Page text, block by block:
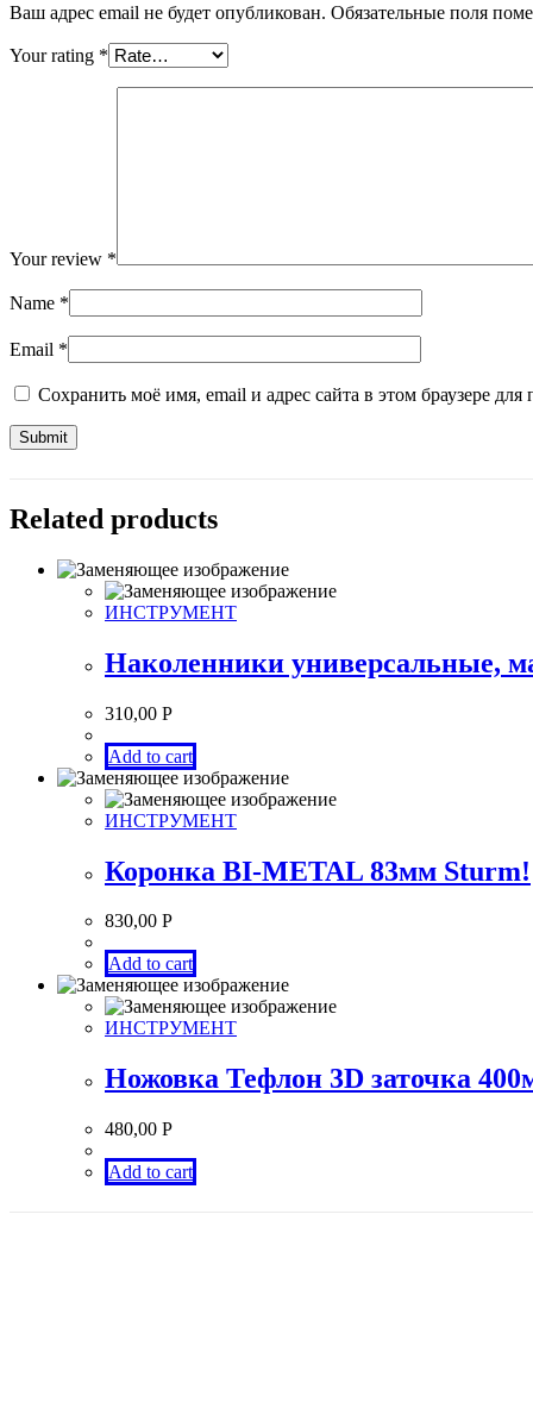
Ваш адрес email не будет опубликован. Обязательные поля
Your rating *
Your review *
Name *
Email *
Сохранить моё имя, email и адрес сайта в этом браузере
Related products
ИНСТРУМЕНТ
Наколенники универсальные,
310,00 Р
Add to cart
ИНСТРУМЕНТ
Коронка BI-METAL 83мм Sturm!
830,00 Р
Add to cart
ИНСТРУМЕНТ
Ножовка Тефлон 3D заточка
480,00 Р
Add to cart